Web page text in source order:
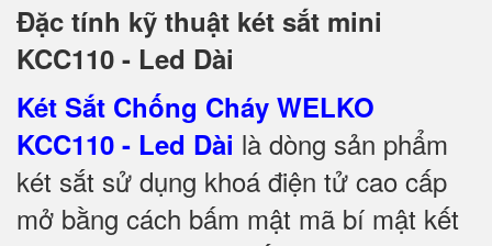
Đặc tính kỹ thuật két sắt mini
KCC110 - Led Dài
Két Sắt Chống Cháy WELKO
KCC110 - Led Dài là dòng sản phẩm
két sắt sử dụng khoá điện tử cao cấp
mở bằng cách bấm mật mã bí mật kết